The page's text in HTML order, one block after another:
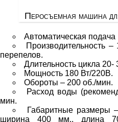
Перосъемная машина
Автоматическая
Производительность
перепелов.
Длительность цикла 20-
Мощность 180 Вт/220В.
Обороты – 200 об./мин.
Расход воды
мин.
Габаритные размеры
ширина 400 мм., длина